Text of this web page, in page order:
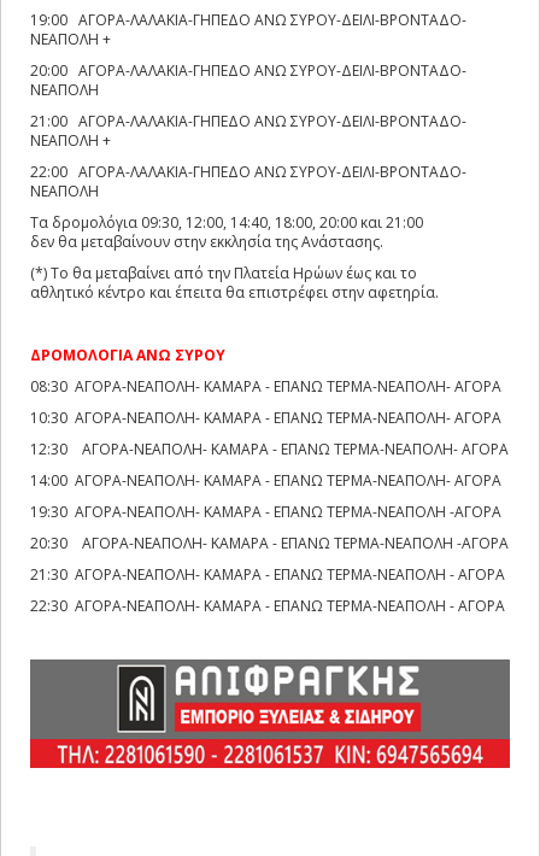
19:00 ΑΓΟΡΑ-ΛΑΛΑΚΙΑ-ΓΗΠΕΔΟ ΑΝΩ ΣΥΡΟΥ-ΔΕΙΛΙ-ΒΡΟΝΤΑΔΟ-
ΝΕΑΠΟΛΗ +
20:00 ΑΓΟΡΑ-ΛΑΛΑΚΙΑ-ΓΗΠΕΔΟ ΑΝΩ ΣΥΡΟΥ-ΔΕΙΛΙ-ΒΡΟΝΤΑΔΟ-
ΝΕΑΠΟΛΗ
21:00 ΑΓΟΡΑ-ΛΑΛΑΚΙΑ-ΓΗΠΕΔΟ ΑΝΩ ΣΥΡΟΥ-ΔΕΙΛΙ-ΒΡΟΝΤΑΔΟ-
ΝΕΑΠΟΛΗ +
22:00 ΑΓΟΡΑ-ΛΑΛΑΚΙΑ-ΓΗΠΕΔΟ ΑΝΩ ΣΥΡΟΥ-ΔΕΙΛΙ-ΒΡΟΝΤΑΔΟ-
ΝΕΑΠΟΛΗ
Τα δρομολόγια 09:30, 12:00, 14:40, 18:00, 20:00 και 21:00
δεν θα μεταβαίνουν στην εκκλησία της Ανάστασης.
(*) Το θα μεταβαίνει από την Πλατεία Hρώων έως και το
αθλητικό κέντρο και έπειτα θα επιστρέφει στην αφετηρία.
ΔΡΟΜΟΛΟΓΙΑ ΑΝΩ ΣΥΡΟΥ
08:30 ΑΓΟΡΑ-ΝΕΑΠΟΛΗ- ΚΑΜΑΡΑ - ΕΠΑΝΩ ΤΕΡΜΑ-ΝΕΑΠΟΛΗ- ΑΓΟΡΑ
10:30 ΑΓΟΡΑ-ΝΕΑΠΟΛΗ- ΚΑΜΑΡΑ - ΕΠΑΝΩ ΤΕΡΜΑ-ΝΕΑΠΟΛΗ- ΑΓΟΡΑ
12:30 ΑΓΟΡΑ-ΝΕΑΠΟΛΗ- ΚΑΜΑΡΑ - ΕΠΑΝΩ ΤΕΡΜΑ-ΝΕΑΠΟΛΗ- ΑΓΟΡΑ
14:00 ΑΓΟΡΑ-ΝΕΑΠΟΛΗ- ΚΑΜΑΡΑ - ΕΠΑΝΩ ΤΕΡΜΑ-ΝΕΑΠΟΛΗ- ΑΓΟΡΑ
19:30 ΑΓΟΡΑ-ΝΕΑΠΟΛΗ- ΚΑΜΑΡΑ - ΕΠΑΝΩ ΤΕΡΜΑ-ΝΕΑΠΟΛΗ -ΑΓΟΡΑ
20:30 ΑΓΟΡΑ-ΝΕΑΠΟΛΗ- ΚΑΜΑΡΑ - ΕΠΑΝΩ ΤΕΡΜΑ-ΝΕΑΠΟΛΗ -ΑΓΟΡΑ
21:30 ΑΓΟΡΑ-ΝΕΑΠΟΛΗ- ΚΑΜΑΡΑ - ΕΠΑΝΩ ΤΕΡΜΑ-ΝΕΑΠΟΛΗ - ΑΓΟΡΑ
22:30 ΑΓΟΡΑ-ΝΕΑΠΟΛΗ- ΚΑΜΑΡΑ - ΕΠΑΝΩ ΤΕΡΜΑ-ΝΕΑΠΟΛΗ - ΑΓΟΡΑ